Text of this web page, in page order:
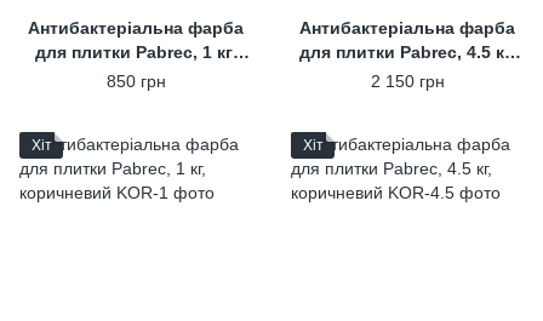
Антибактеріальна фарба
для плитки Pabrec, 1 кг,
червоний
850 грн
Антибактеріальна фарба
для плитки Pabrec, 4.5 кг,
червоний
2 150 грн
Хіт Хіт